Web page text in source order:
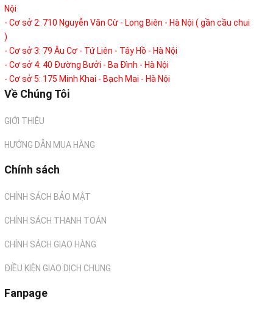
Nội
- Cơ sở 2: 710 Nguyễn Văn Cừ - Long Biên - Hà Nội ( gần cầu chui
)
- Cơ sở 3: 79 Âu Cơ - Tứ Liên - Tây Hồ - Hà Nội
- Cơ sở 4: 40 Đường Bưởi - Ba Đình - Hà Nội
- Cơ sở 5: 175 Minh Khai - Bạch Mai - Hà Nội
Về Chúng Tôi
GIỚI THIỆU
HƯỚNG DẪN MUA HÀNG
Chính sách
CHÍNH SÁCH BẢO MẬT
CHÍNH SÁCH THANH TOÁN
CHÍNH SÁCH GIAO HÀNG
ĐIỀU KIỆN GIAO DỊCH CHUNG
Fanpage